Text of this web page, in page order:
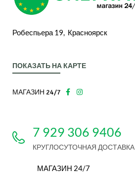
Робеспьера 19, Красноярск
ПОКАЗАТЬ НА КАРТЕ
МАГАЗИН 24/7
7 929 306 9406
КРУГЛОСУТОЧНАЯ ДОСТАВКА
МАГАЗИН 24/7